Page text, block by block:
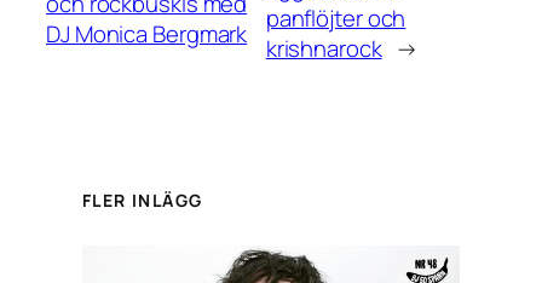
DJ Monica Bergmark
panflöjter och
krishnarock →
FLER INLÄGG